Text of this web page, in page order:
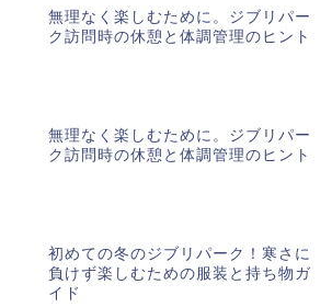
無理なく楽しむために。ジブリパー
ク訪問時の休憩と体調管理のヒント
無理なく楽しむために。ジブリパー
ク訪問時の休憩と体調管理のヒント
初めての冬のジブリパーク！寒さに
負けず楽しむための服装と持ち物ガ
イド